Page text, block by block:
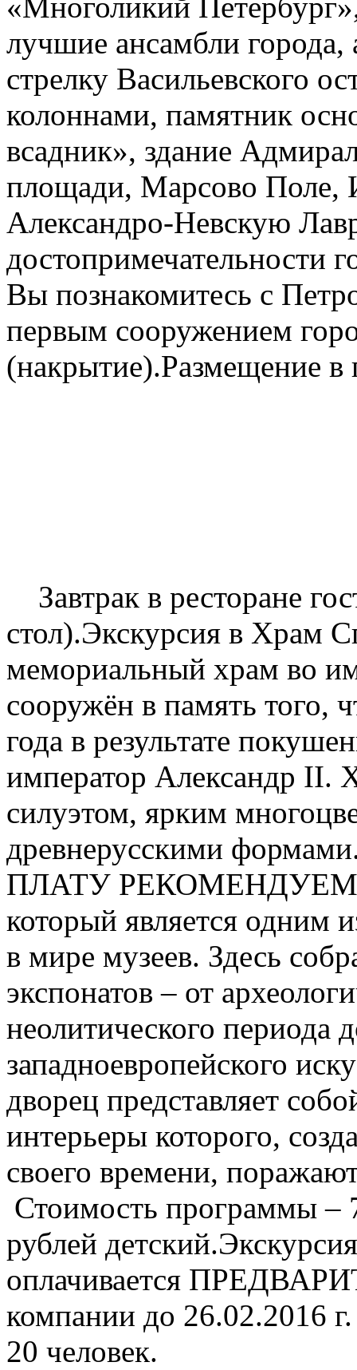
лучшие ансамбли
стрелку Васильевского
колоннами, памятник
всадник», здание
площади, Марсово Поле,
Александро-Невскую
достопримечательности
Вы познакомитесь с
первым сооружением
(накрытие).Размещение в
Завтрак в ресторане
стол).Экскурсия в Храм
мемориальный храм во
сооружён в память того,
года в результате
император Александр II.
силуэтом, ярким
древнерусскими
ПЛАТУ РЕКОМЕНДУЕМ:-
который является одним
в мире музеев. Здесь
экспонатов – от
неолитического периода
западноевропейского
дворец представляет
интерьеры которого,
своего времени,
Стоимость программы –
рублей
оплачивается
компании до 26.02.2016
20 человек.